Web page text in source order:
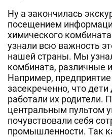
Ну а закончилась
посещением
химического
узнали всю важность
нашей страны. Мы
комбината, различные
Например,
засекреченно, что
работали их родители.
центральным пультом
почувствовали себя
промышленности. Так